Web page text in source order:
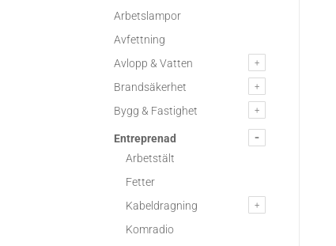
Arbetslampor
Avfettning
Avlopp & Vatten
Brandsäkerhet
Bygg & Fastighet
Entreprenad
Arbetstält
Fetter
Kabeldragning
Komradio